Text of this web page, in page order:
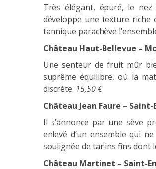
Très élégant, épuré, le
développe une texture riche
tannique parachève
Château Haut-Bellevue –
Une senteur de fruit mûr
suprême équilibre, où la
discrète. 15,50 €
Château Jean Faure –
Il s’annonce par une sève
enlevé d’un ensemble qui
soulignée de tanins fins dont
Château Martinet – Saint-